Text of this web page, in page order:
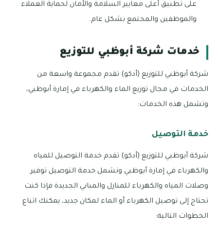
على تطبيق أعلى معايير السلامة والأمان لحماية العملاء
والموظفين والمجتمع بشكل عام.
خدمات شركة أبوظبي للتوزيع
شركة أبوظبي للتوزيع (أدكو) تقدم مجموعة واسعة من
الخدمات في مجال توزيع الماء والكهرباء في إمارة أبوظبي،
وتشمل هذه الخدمات:
خدمة التوصيل
شركة أبوظبي للتوزيع (أدكو) تقدم خدمة التوصيل للمياه
والكهرباء في إمارة أبوظبي وتشمل خدمة التوصيل توفير
وصلات المياه والكهرباء للمنازل والمباني الجديدة فإذا كنت
تحتاج إلى توصيل الكهرباء أو الماء لمكان جديد، يمكنك اتباع
الخطوات التالية: